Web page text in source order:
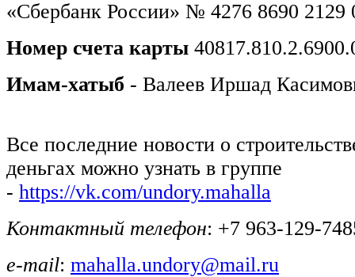
«Сбербанк России» № 4276 8690 2129
Номер счета карты
Имам-хатыб - Валеев Иршад
Все последние новости о
деньгах можно узнать в группе
- https://vk.com/undory.mahalla
Контактный телефон: +7 963-129-
e-mail: mahalla.undory@mail.ru